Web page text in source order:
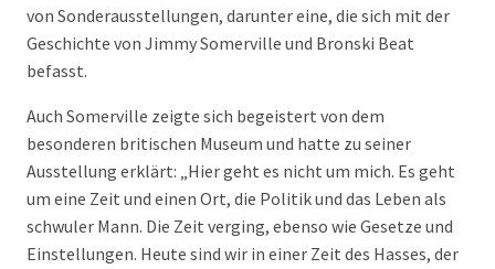
von Sonderausstellungen, darunter eine, die sich mit der
Geschichte von Jimmy Somerville und Bronski Beat
befasst.
Auch Somerville zeigte sich begeistert von dem
besonderen britischen Museum und hatte zu seiner
Ausstellung erklärt: „Hier geht es nicht um mich. Es geht
um eine Zeit und einen Ort, die Politik und das Leben als
schwuler Mann. Die Zeit verging, ebenso wie Gesetze und
Einstellungen. Heute sind wir in einer Zeit des Hasses, der